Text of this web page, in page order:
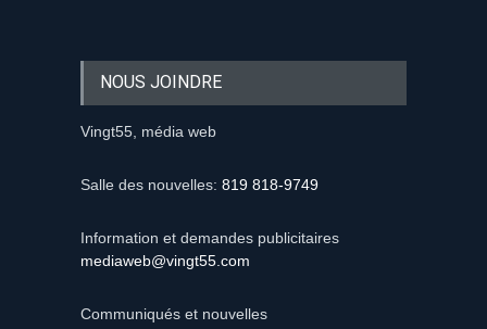
NOUS JOINDRE
Vingt55, média web
Salle des nouvelles: 819 818-9749
Information et demandes publicitaires
mediaweb@vingt55.com
Communiqués et nouvelles